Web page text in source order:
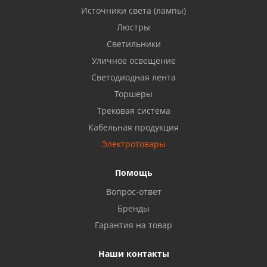
Бузулук, ул. Октябрьская, 24
Балаково, ул. Комарова, 55
Октябрьский, ул. Свердлова, 28
Азнакаево, ул. Булгар, 2. ТЦ "Акчарлак"
Стерлитамак, ул. Вокзальная, 13
Источники света (лампы)
Люстры
Светильники
Уличное освещение
Светодиодная лента
Торшеры
Трековая система
Кабельная продукция
Электротовары
Помощь
Вопрос-ответ
Бренды
Гарантия на товар
Наши контакты